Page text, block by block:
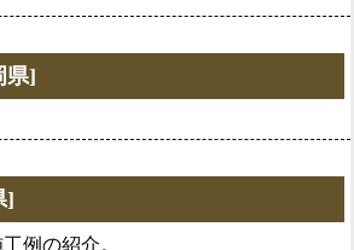
県]
]
例の紹介。